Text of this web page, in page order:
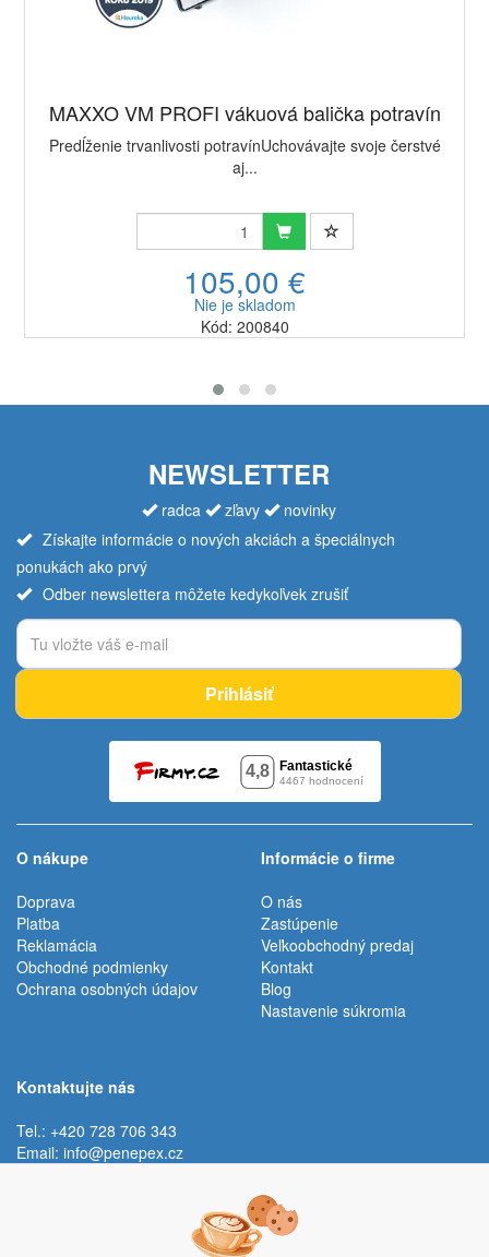
MAXXO VM PROFI vákuová balička potravín
Predĺženie trvanlivosti potravínUchovávajte svoje čerstvé
aj...
105,00 €
Nie je skladom
Kód: 200840
NEWSLETTER
radca zľavy
novinky
Získajte informácie o nových akciách a špeciálnych
ponukách ako prvý
Odber newslettera môžete kedykoľvek zrušiť
Prihlásiť
O nákupe
Doprava
Platba
Reklamácia
Obchodné podmienky
Ochrana osobných údajov
Informácie o firme
O nás
Zastúpenie
Veľkoobchodný predaj
Kontakt
Blog
Nastavenie súkromia
Kontaktujte nás
Tel.: +420 728 706 343
Email: info@penepex.cz
Trávník 2076, 686 03 Staré Město